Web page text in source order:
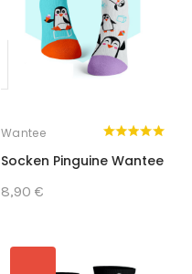
Wantee
Socken Pinguine Wantee
8,90 €